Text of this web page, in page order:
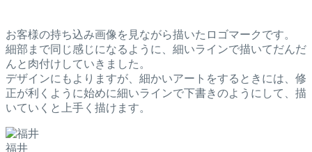
お客様の持ち込み画像を見ながら描いたロゴマークです。
細部まで同じ感じになるように、細いラインで描いてだんだ
んと肉付けしていきました。
デザインにもよりますが、細かいアートをするときには、修
正が利くように始めに細いラインで下書きのようにして、描
いていくと上手く描けます。
福井